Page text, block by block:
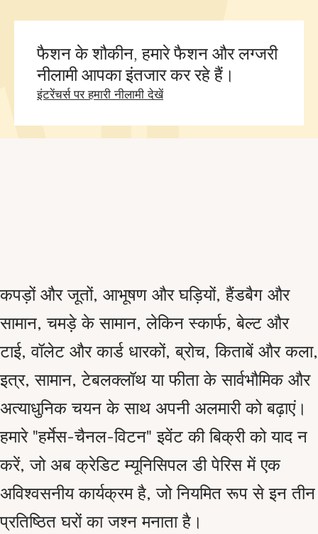
फैशन के शौकीन, हमारे फैशन और लग्जरी
नीलामी आपका इंतजार कर रहे हैं।
नई विंडो
इंटरेंचर्स पर हमारी नीलामी देखें
कपड़ों और जूतों, आभूषण और घड़ियों, हैंडबैग और
सामान, चमड़े के सामान, लेकिन स्कार्फ, बेल्ट और
टाई, वॉलेट और कार्ड धारकों, ब्रोच, किताबें और कला,
इत्र, सामान, टेबलक्लॉथ या फीता के सार्वभौमिक और
अत्याधुनिक चयन के साथ अपनी अलमारी को बढ़ाएं।
हमारे "हर्मेस-चैनल-विटन" इवेंट की बिक्री को याद न
करें, जो अब क्रेडिट म्यूनिसिपल डी पेरिस में एक
अविश्वसनीय कार्यक्रम है, जो नियमित रूप से इन तीन
प्रतिष्ठित घरों का जश्न मनाता है।